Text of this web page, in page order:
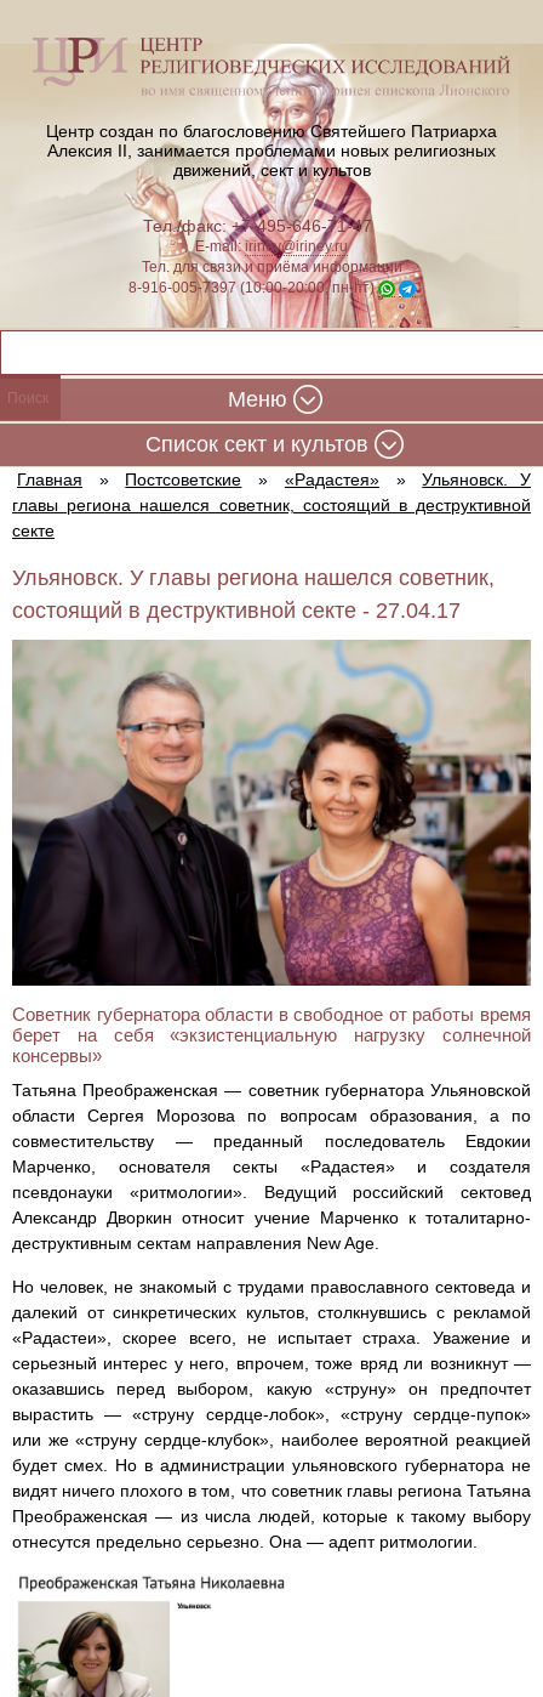
Центр создан по благословению Святейшего Патриарха
Алексия II, занимается проблемами новых религиозных
движений, сект и культов
Тел./факс: +7-495-646-71-47
E-mail:iriney@iriney.ru
Тел. для связи и приёма информации
8-916-005-7397 (10:00-20:00, пн-пт)
Меню
Cписок сект и культов
Главная » Постсоветские » «Радастея» »
Ульяновск. У
главы региона нашелся советник, состоящий в деструктивной
секте
Ульяновск. У главы региона нашелся советник,
состоящий в деструктивной секте - 27.04.17
Советник губернатора области в свободное от работы время
берет на себя «экзистенциальную нагрузку солнечной
консервы»
Татьяна Преображенская — советник губернатора Ульяновской
области Сергея Морозова по вопросам образования, а по
совместительству — преданный последователь Евдокии
Марченко, основателя секты «Радастея» и создателя
псевдонауки «ритмологии». Ведущий российский сектовед
Александр Дворкин относит учение Марченко к тоталитарно-
деструктивным сектам направления New Age.
Но человек, не знакомый с трудами православного сектоведа и
далекий от синкретических культов, столкнувшись с рекламой
«Радастеи», скорее всего, не испытает страха. Уважение и
серьезный интерес у него, впрочем, тоже вряд ли возникнут —
оказавшись перед выбором, какую «струну» он предпочтет
вырастить — «струну сердце-лобок», «струну сердце-пупок»
или же «струну сердце-клубок», наиболее вероятной реакцией
будет смех. Но в администрации ульяновского губернатора не
видят ничего плохого в том, что советник главы региона Татьяна
Преображенская — из числа людей, которые к такому выбору
отнесутся предельно серьезно. Она — адепт ритмологии.